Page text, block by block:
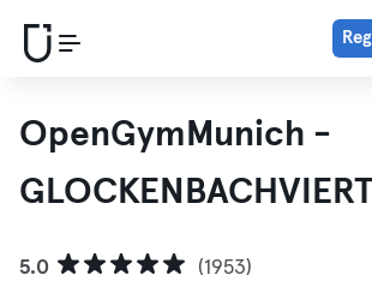
OpenGymMunich -
5.0
(1953)